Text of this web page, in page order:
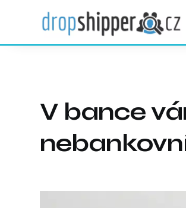
V bance